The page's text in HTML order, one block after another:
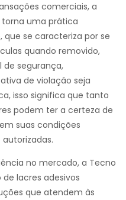
comerciais, a
torna uma prática
que se caracteriza por se
quando removido,
segurança,
de violação seja
isso significa que tanto
podem ter a certeza de
suas condições
no mercado, a Tecno
lacres adesivos
que atendem às